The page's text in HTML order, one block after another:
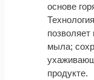
основе
мыла;
продукте.